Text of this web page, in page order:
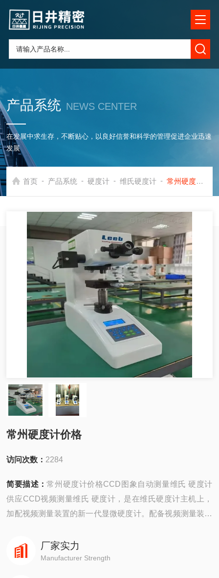
产品系统 NEWS CENTER
在发展中求生存，不断贴心，以良好信誉和科学的管理促进企业迅速
发展
首页 - 产品系统 - 硬度计 - 维氏硬度计 - 常州硬度计价格
常州硬度计价格
访问次数： 2284
简要描述：常州硬度计价格CCD图象自动测量维氏 硬度计
供应CCD视频测量维氏 硬度计，是在维氏硬度计主机上，
加配视频测量装置的新一代显微硬度计。配备视频测量装置
器上。工作过程更直观，测量更精确。
厂家实力
Manufacturer Strength